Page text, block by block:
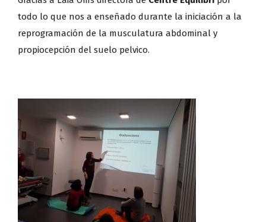
todo lo que nos a enseñado durante la iniciación a la
reprogramación de la musculatura abdominal y
propiocepción del suelo pelvico.